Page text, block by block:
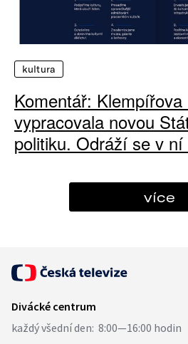
kultura
Komentář:
vypracovala novou
politiku. Odráží se v
více